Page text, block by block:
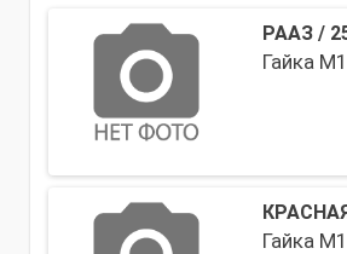
РААЗ/
Гайка
Гайка